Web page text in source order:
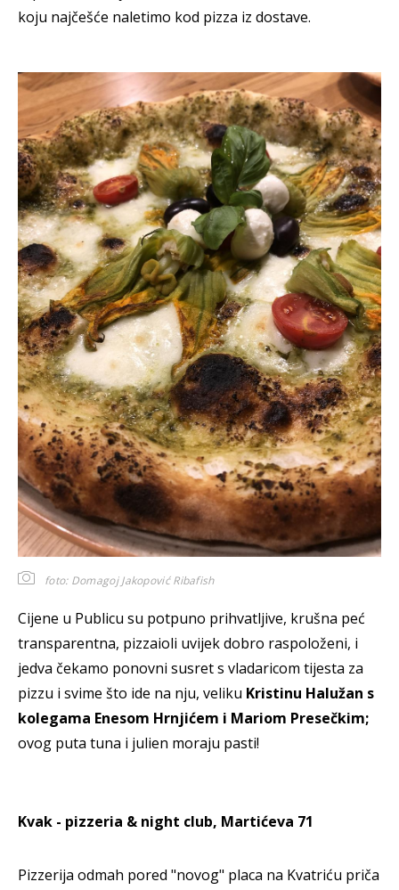
koju najčešće naletimo kod pizza iz dostave.
foto: Domagoj Jakopović Ribafish
Cijene u Publicu su potpuno prihvatljive, krušna peć
transparentna, pizzaioli uvijek dobro raspoloženi, i
jedva čekamo ponovni susret s vladaricom tijesta za
pizzu i svime što ide na nju, veliku Kristinu Halužan s
kolegama Enesom Hrnjićem i Mariom Presečkim;
ovog puta tuna i julien moraju pasti!
Kvak - pizzeria & night club, Martićeva 71
Pizzerija odmah pored "novog" placa na Kvatriću priča